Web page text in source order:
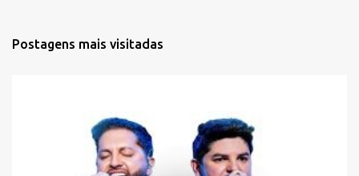
Postagens mais visitadas